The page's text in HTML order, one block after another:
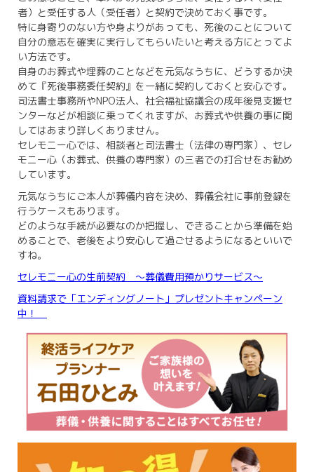
者）と受任する人（受任者）と契約で決めておく事です。
特に身寄りのない方や身よりがあっても、死後のことについて
自分の意志を確実に実行してもらいたいと考える方にとってよ
い方法です。
自身のお葬式や埋葬のことなどを元気なうちに、どうするか決
めて『死後事務委任契約』を一緒に契約しておくと安心です。
司法書士事務所やNPO法人、社会福祉協議会の成年後見支援セ
ンターなどが相談に乗ってくれますが、お葬式や供養の事に関
してはあまり詳しくありません。
セレモニー心では、相談者と司法書士（法律の専門家）、セレ
モニー心（お葬式、供養の専門家）の三者での打合せをお勧め
しています。
元気なうちにご本人が葬儀内容を決め、葬儀会社に事前登録を
行うケースもあります。
どのような手続が必要なのか把握し、できることから準備を始
めることで、老後をより安心して過ごせるようになるといいで
すね。
セレモニー心の生前契約 ～葬儀費用預かりサービス～
資料請求で「エンディングノート」プレゼントキャンペーン
中！